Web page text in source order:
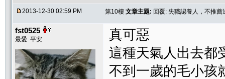
2013-12-30 02:59 PM 第10樓 文章主題: 回覆: 失職認養人，不推薦
fst0525
最愛: 平安
真可惡
這種天氣人出去都
不到一歲的毛小孩